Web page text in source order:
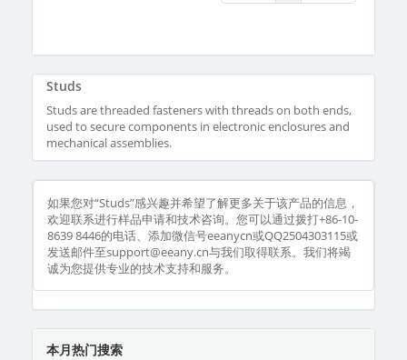
Studs
Studs are threaded fasteners with threads on both ends,
used to secure components in electronic enclosures and
mechanical assemblies.
如果您对“Studs”感兴趣并希望了解更多关于该产品的信息，
欢迎联系进行样品申请和技术咨询。您可以通过拨打+86-10-
8639 8446的电话、添加微信号eeanycn或QQ2504303115或
发送邮件至support@eeany.cn与我们取得联系。我们将竭
诚为您提供专业的技术支持和服务。
本月热门搜索